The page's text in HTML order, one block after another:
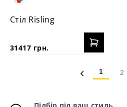
Стіл Risling
31417 грн.
1 2
Підбір під ваш стиль